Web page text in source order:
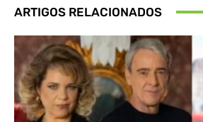
ARTIGOS RELACIONADOS